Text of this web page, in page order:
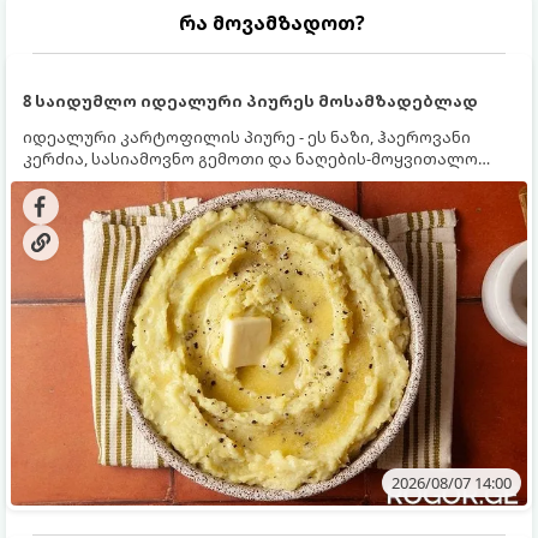
რა მოვამზადოთ?
8 საიდუმლო იდეალური პიურეს მოსამზადებლად
იდეალური კარტოფილის პიურე - ეს ნაზი, ჰაეროვანი
კერძია, სასიამოვნო გემოთი და ნაღების-მოყვითალო
ფერით. მისი მომზადება ძალიან მარტივია, მაგრამ
არსებობს რამდენიმე საიდუმლო, რომლებიც უნდა
იცოდეთ, რომ პიურე იდეალურად გემრიელი გამოვიდეს.
2026/08/07 14:00